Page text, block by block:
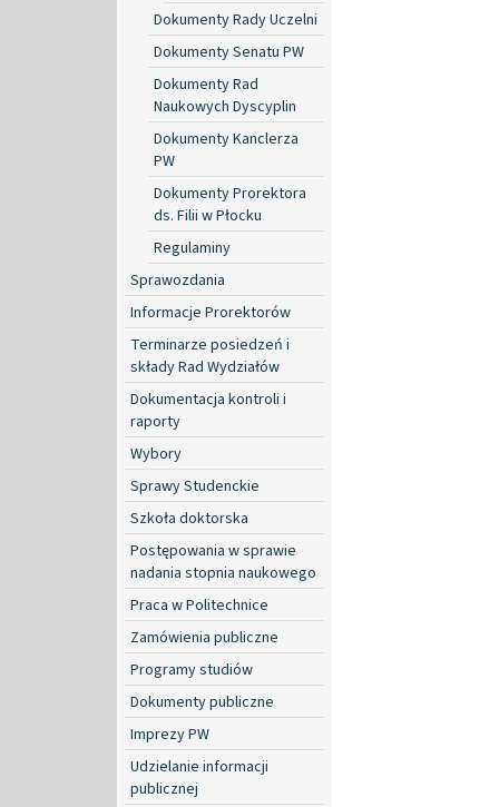
Dokumenty Rady Uczelni
Dokumenty Senatu PW
Dokumenty Rad
Naukowych Dyscyplin
Dokumenty Kanclerza
PW
Dokumenty Prorektora
ds. Filii w Płocku
Regulaminy
Sprawozdania
Informacje Prorektorów
Terminarze posiedzeń i
składy Rad Wydziałów
Dokumentacja kontroli i
raporty
Wybory
Sprawy Studenckie
Szkoła doktorska
Postępowania w sprawie
nadania stopnia naukowego
Praca w Politechnice
Zamówienia publiczne
Programy studiów
Dokumenty publiczne
Imprezy PW
Udzielanie informacji
publicznej